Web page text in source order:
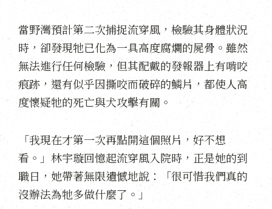
當野灣預計第二次捕捉流穿風，檢驗其身體狀況
時，卻發現牠已化為一具高度腐爛的屍骨。雖然
無法進行任何檢驗，但其配戴的發報器上有啃咬
痕跡，還有似乎因撕咬而破碎的鱗片，都使人高
度懷疑牠的死亡與犬攻擊有關。
「我現在才第一次再點開這個照片，好不想
看。」林宇璇回憶起流穿風入院時，正是她的到
職日，她帶著無限遺憾地說：「很可惜我們真的
沒辦法為牠多做什麼了。」